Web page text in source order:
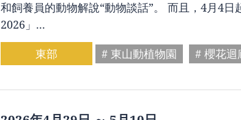
和飼養員的動物解說“動物談話”。 而且，4月4
2026」...
東部
# 東山動植物園 # 櫻花迴